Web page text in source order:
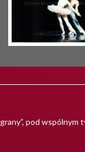
pod wspólnym